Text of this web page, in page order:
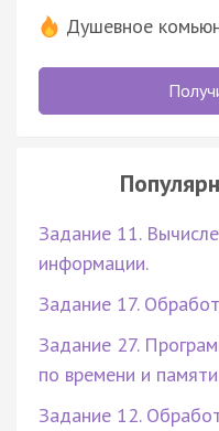
Душевное
Задание 11.
информации.
Задание 17.
Задание 27.
по времени и памяти
Задание 12.